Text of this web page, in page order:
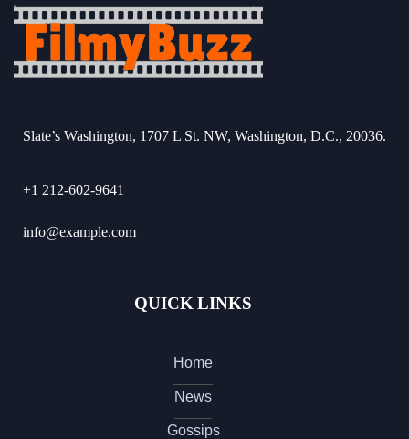
Slate’s Washington, 1707 L St. NW, Washington, D.C., 20036.
+1 212-602-9641
info@example.com
QUICK LINKS
Home
News
Gossips